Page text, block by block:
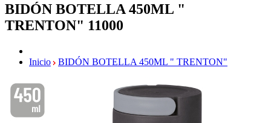
BIDÓN BOTELLA 450ML "
TRENTON" 11000
Inicio BIDÓN BOTELLA 450ML " TRENTON"